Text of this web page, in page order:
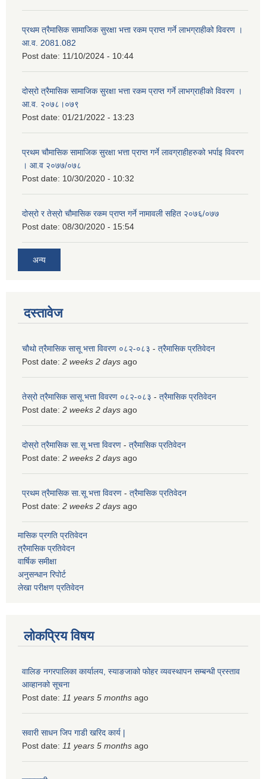
प्रथम त्रैमासिक सामाजिक सुरक्षा भत्ता रकम प्राप्त गर्ने लाभग्राहीको विवरण ।
आ.व. 2081.082
Post date: 11/10/2024 - 10:44
दोस्रो त्रैमासिक सामाजिक सुरक्षा भत्ता रकम प्राप्त गर्ने लाभग्राहीको विवरण ।
आ.व. २०७८।०७९
Post date: 01/21/2022 - 13:23
प्रथम चौमासिक सामाजिक सुरक्षा भत्ता प्राप्त गर्ने लावग्राहीहरुको भर्पाइ विवरण
। आ.व २०७७/०७८
Post date: 10/30/2020 - 10:32
दोस्रो र तेस्रो चौमासिक रकम प्राप्त गर्ने नामावली सहित २०७६/०७७
Post date: 08/30/2020 - 15:54
अन्य
दस्तावेज
चौथो त्रैमासिक सासू भत्ता विवरण ०८२-०८३ - त्रैमासिक प्रतिवेदन
Post date: 2 weeks 2 days ago
तेस्रो त्रैमासिक सासू भत्ता विवरण ०८२-०८३ - त्रैमासिक प्रतिवेदन
Post date: 2 weeks 2 days ago
दोस्रो त्रैमासिक सा.सू भत्ता विवरण - त्रैमासिक प्रतिवेदन
Post date: 2 weeks 2 days ago
प्रथम त्रैमासिक सा.सू भत्ता विवरण - त्रैमासिक प्रतिवेदन
Post date: 2 weeks 2 days ago
मासिक प्रगति प्रतिवेदन
त्रैमासिक प्रतिवेदन
वार्षिक समीक्षा
अनुसन्धान रिपोर्ट
लेखा परीक्षण प्रतिवेदन
लोकप्रिय विषय
वालिङ नगरपालिका कार्यालय, स्याङजाको फोहर व्यवस्थापन सम्बन्धी प्रस्ताव
आव्हानको सूचना
Post date: 11 years 5 months ago
सवारी साधन जिप गाडी खरिद कार्य |
Post date: 11 years 5 months ago